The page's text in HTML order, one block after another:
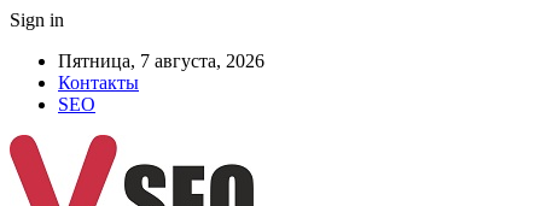
Sign in
Пятница, 7 августа, 2026
Контакты
SEO